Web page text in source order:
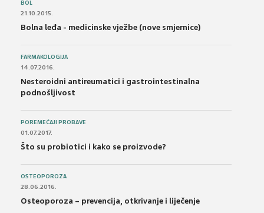
BOL
21.10.2015.
Bolna leđa - medicinske vježbe (nove smjernice)
FARMAKOLOGIJA
14.07.2016.
Nesteroidni antireumatici i gastrointestinalna
podnošljivost
POREMEĆAJI PROBAVE
01.07.2017.
Što su probiotici i kako se proizvode?
OSTEOPOROZA
28.06.2016.
Osteoporoza – prevencija, otkrivanje i liječenje